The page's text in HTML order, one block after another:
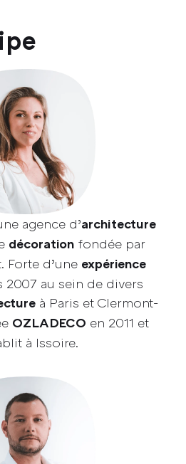
agence d’architecture
décorationfondée par
Forte d’une expérience
2007 au sein de divers
à Paris et Clermont-
OZLADECO en 2011 et
à Issoire.